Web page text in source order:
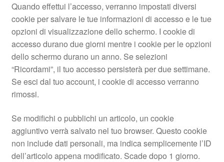
Quando effettui l’accesso, verranno impostati diversi
cookie per salvare le tue informazioni di accesso e le tue
opzioni di visualizzazione dello schermo. I cookie di
accesso durano due giorni mentre i cookie per le opzioni
dello schermo durano un anno. Se selezioni
“Ricordami”, il tuo accesso persisterà per due settimane.
Se esci dal tuo account, i cookie di accesso verranno
rimossi.
Se modifichi o pubblichi un articolo, un cookie
aggiuntivo verrà salvato nel tuo browser. Questo cookie
non include dati personali, ma indica semplicemente l’ID
dell’articolo appena modificato. Scade dopo 1 giorno.